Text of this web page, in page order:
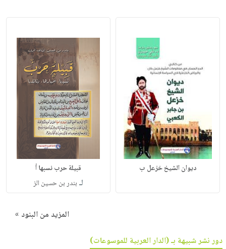
ديوان الشيخ خزعل ب قبيلة حرب نسبها أ
لـ بندر بن حسين الز
المزيد من البنود »
دور نشر شبيهة بـ (الدار العربية للموسوعات)